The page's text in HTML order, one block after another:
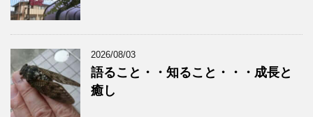
2026/08/03
語ること・・知ること・・・成長と
癒し